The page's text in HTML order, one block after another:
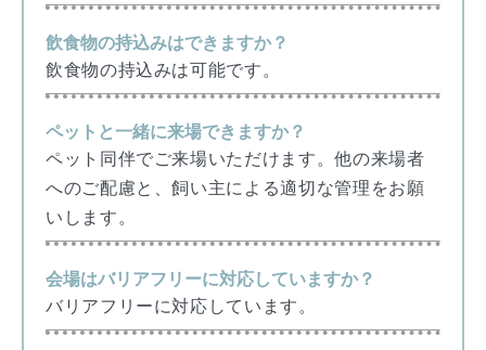
飲食物の持込みはできますか？
飲食物の持込みは可能です。
ペットと一緒に来場できますか？
ペット同伴でご来場いただけます。他の来場者
へのご配慮と、飼い主による適切な管理をお願
いします。
会場はバリアフリーに対応していますか？
バリアフリーに対応しています。